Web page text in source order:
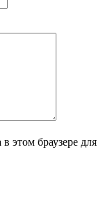
этом браузере для